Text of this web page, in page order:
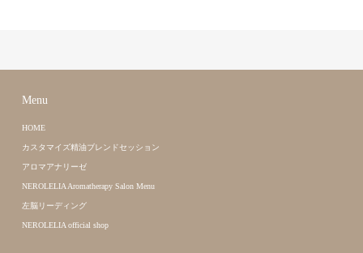
Menu
HOME
カスタマイズ精油ブレンドセッション
アロマアナリーゼ
NEROLELIA Aromatherapy Salon Menu
左脳リーディング
NEROLELIA official shop